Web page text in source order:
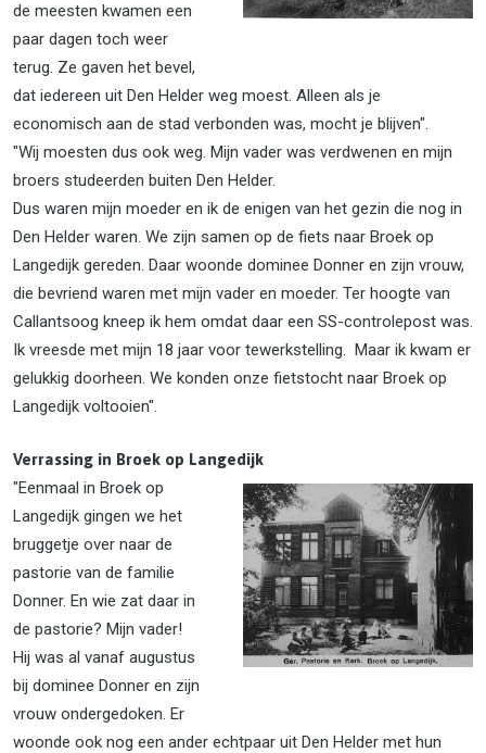
de meesten kwamen een
paar dagen toch weer
terug. Ze gaven het bevel,
dat iedereen uit Den Helder weg moest. Alleen als je
economisch aan de stad verbonden was, mocht je blijven".
"Wij moesten dus ook weg. Mijn vader was verdwenen en mijn
broers studeerden buiten Den Helder.
Dus waren mijn moeder en ik de enigen van het gezin die nog in
Den Helder waren. We zijn samen op de fiets naar Broek op
Langedijk gereden. Daar woonde dominee Donner en zijn vrouw,
die bevriend waren met mijn vader en moeder. Ter hoogte van
Callantsoog kneep ik hem omdat daar een SS-controlepost was.
Ik vreesde met mijn 18 jaar voor tewerkstelling. Maar ik kwam er
gelukkig doorheen. We konden onze fietstocht naar Broek op
Langedijk voltooien".
Verrassing in Broek op Langedijk
"Eenmaal in Broek op
Langedijk gingen we het
bruggetje over naar de
pastorie van de familie
Donner. En wie zat daar in
de pastorie? Mijn vader!
Hij was al vanaf augustus
bij dominee Donner en zijn
vrouw ondergedoken. Er
woonde ook nog een ander echtpaar uit Den Helder met hun